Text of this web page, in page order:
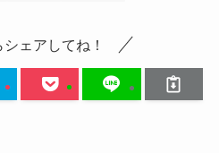
ェアしてね！